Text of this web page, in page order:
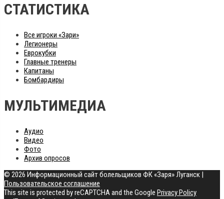
СТАТИСТИКА
Все игроки «Зари»
Легионеры
Еврокубки
Главные тренеры
Капитаны
Бомбардиры
МУЛЬТИМЕДИА
Аудио
Видео
Фото
Архив опросов
© 2026 Информационный сайт болельщиков ФК «Заря» Луганск |
Пользовательское соглашение
This site is protected by reCAPTCHA and the Google Privacy Policy